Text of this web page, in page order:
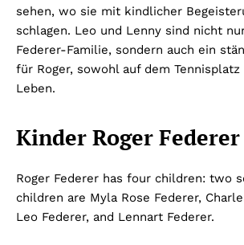
sehen, wo sie mit kindlicher
schlagen. Leo und Lenny sind nicht
Federer-Familie, sondern auch ein
für Roger, sowohl auf dem Tennisplatz
Leben.
Kinder Roger Federer
Roger Federer has four children: two
children are Myla Rose Federer,
Leo Federer, and Lennart Federer.